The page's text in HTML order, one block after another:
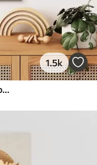
1.5k
Рельєфні кола та гілка в теплих нейтральних тонах